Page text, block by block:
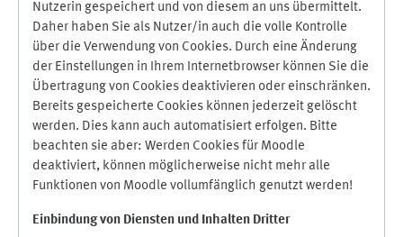
Nutzerin gespeichert und von diesem an uns übermittelt.
Daher haben Sie als Nutzer/in auch die volle Kontrolle
über die Verwendung von Cookies. Durch eine Änderung
der Einstellungen in Ihrem Internetbrowser können Sie die
Übertragung von Cookies deaktivieren oder einschränken.
Bereits gespeicherte Cookies können jederzeit gelöscht
werden. Dies kann auch automatisiert erfolgen. Bitte
beachten sie aber: Werden Cookies für Moodle
deaktiviert, können möglicherweise nicht mehr alle
Funktionen von Moodle vollumfänglich genutzt werden!
Einbindung von Diensten und Inhalten Dritter